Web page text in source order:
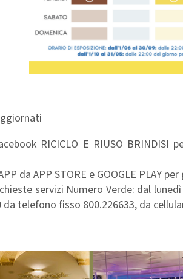
RICICLO E RIUSO
da APP STORE e GOOGLE PLAY
servizi Numero Verde: dal
da telefono fisso 800.226633, da